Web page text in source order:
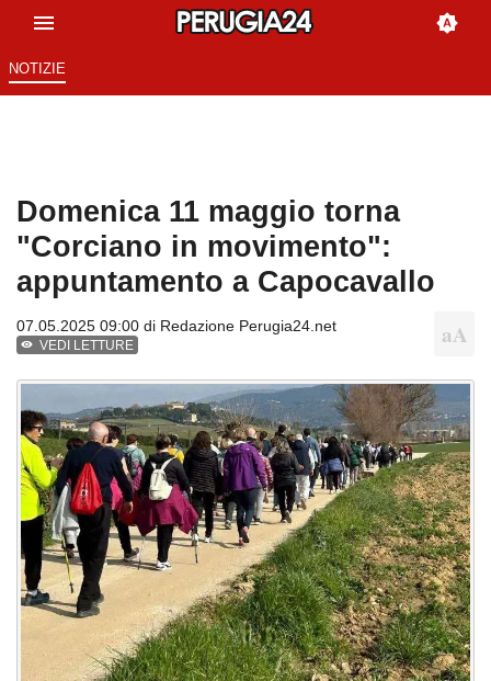
NOTIZIE
Domenica 11 maggio torna
"Corciano in movimento":
appuntamento a Capocavallo
07.05.2025 09:00 di Redazione Perugia24.net
VEDI LETTURE